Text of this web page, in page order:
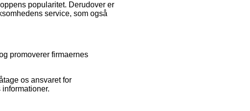
popularitet. Derudover er
service, som også
promoverer firmaernes
os ansvaret for